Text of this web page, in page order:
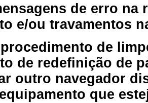
de erro
e/ou travamentos
de
de redefinição de
outro navegador
que